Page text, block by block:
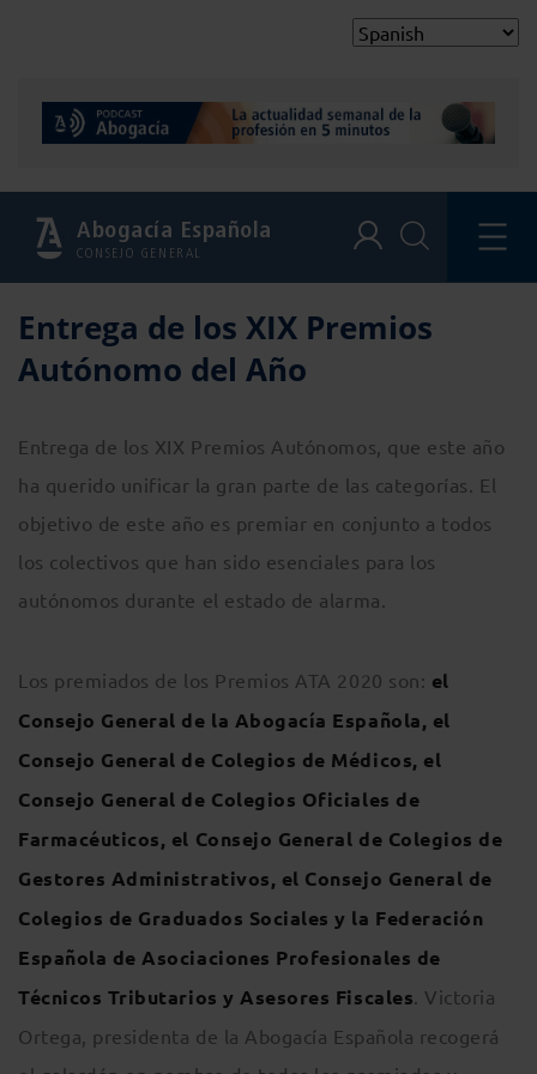
Abogacía Española
CONSEJO GENERAL
Entrega de los XIX Premios
Autónomo del Año
Entrega de los XIX Premios Autónomos, que este año
ha querido unificar la gran parte de las categorías. El
objetivo de este año es premiar en conjunto a todos
los colectivos que han sido esenciales para los
autónomos durante el estado de alarma.
Los premiados de los Premios ATA 2020 son: el
Consejo General de la Abogacía Española, el
Consejo General de Colegios de Médicos, el
Consejo General de Colegios Oficiales de
Farmacéuticos, el Consejo General de Colegios de
Gestores Administrativos, el Consejo General de
Colegios de Graduados Sociales y la Federación
Española de Asociaciones Profesionales de
Técnicos Tributarios y Asesores Fiscales. Victoria
Ortega, presidenta de la Abogacía Española recogerá